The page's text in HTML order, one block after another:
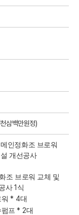
삼백만원정)
인정화조 브로워
개선공사
조 브로워 교체 및
사1 식
* 4대
펌프* 2대